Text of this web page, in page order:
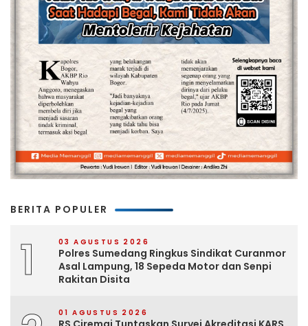
BERITA POPULER
1 03 AGUSTUS 2026
Polres Sumedang Ringkus Sindikat Curanmor
Asal Lampung, 18 Sepeda Motor dan Senpi
Rakitan Disita
01 AGUSTUS 2026